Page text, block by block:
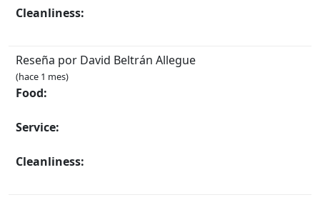
Cleanliness:
Reseña por David Beltrán Allegue
(hace 1 mes)
Food:
Service:
Cleanliness: